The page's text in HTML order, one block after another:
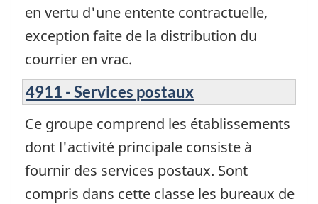
en vertu d'une entente contractuelle,
exception faite de la distribution du
courrier en vrac.
4911 - Services postaux
Ce groupe comprend les établissements
dont l'activité principale consiste à
fournir des services postaux. Sont
compris dans cette classe les bureaux de